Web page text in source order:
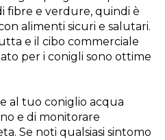
fibre e verdure, quindi è
alimenti sicuri e salutari.
e il cibo commerciale
per i conigli sono ottime
al tuo coniglio acqua
e di monitorare
Se noti qualsiasi sintomo